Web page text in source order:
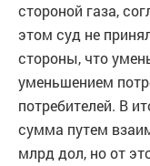
стороной газа,
этом суд не
стороны, что
уменьшением
потребителей. В
сумма путем
млрд дол, но от